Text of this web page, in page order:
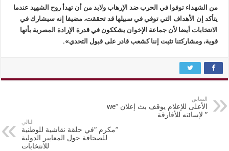
من الشهداء توفوا في الحرب ضد الإرهاب ولابد من أن تهدأ روح الشهيد عندما
يتأكد إن الأهداف التي توفي في سبيلها قد تحققت، مضيفا إنه سيشارك في
الانتخابات أيضا لأن جماعة الإخوان يشككون في قدرة الإرادة المصرية بأنها
قوية، ومشاركتنا تثبت إننا كشعب قادر على قبول التحدي».
السابق
الأعلى للإعلام يوقف بث إعلان “we
” لإسائته للأفارقة
التالي
“مكرم “في حلقة نقاشية للوطنية
للصحافة حول المعايير الدولية
للانتخابات